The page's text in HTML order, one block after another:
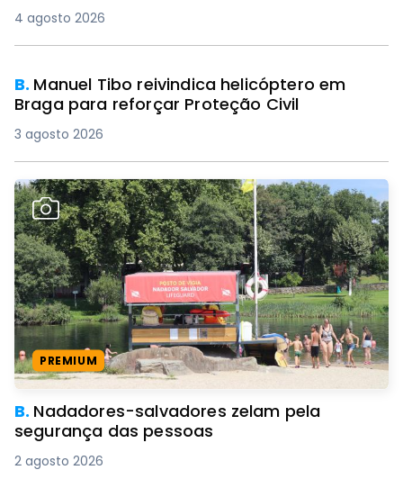
4 agosto 2026
B. Manuel Tibo reivindica helicóptero em
Braga para reforçar Proteção Civil
3 agosto 2026
PREMIUM
B. Nadadores-salvadores zelam pela
segurança das pessoas
2 agosto 2026